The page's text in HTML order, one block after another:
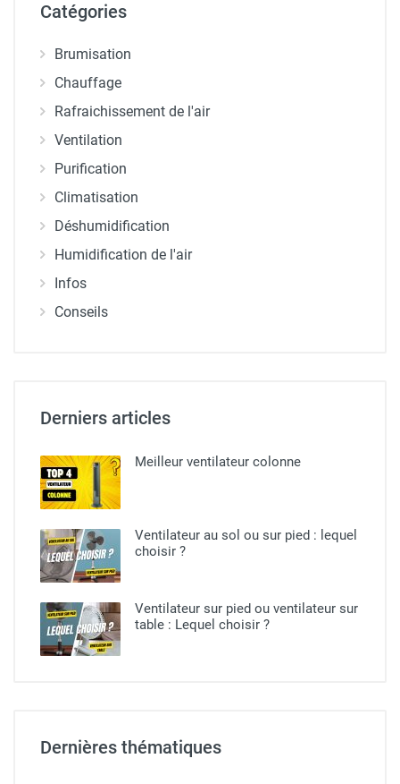
Catégories
Brumisation
Chauffage
Rafraichissement de l'air
Ventilation
Purification
Climatisation
Déshumidification
Humidification de l'air
Infos
Conseils
Derniers articles
Meilleur ventilateur colonne
Ventilateur au sol ou sur pied​ : lequel
choisir ?
Ventilateur sur pied ou ventilateur sur
table : Lequel choisir ?
Dernières thématiques